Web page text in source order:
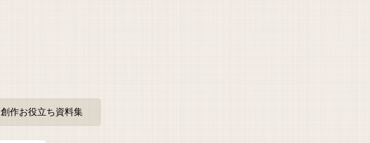
創作お役立ち資料集